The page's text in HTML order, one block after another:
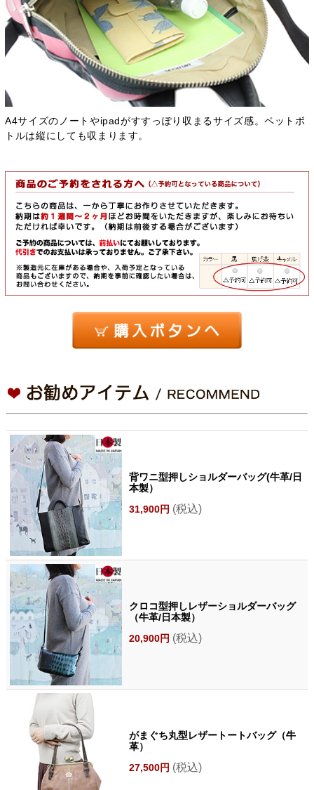
A4サイズのノートやipadがすすっぽり収まるサイズ感。ペットボ
トルは縦にしても収まります。
背ワニ型押しショルダーバッグ(牛革/日
本製）
31,900円 (税込)
クロコ型押しレザーショルダーバッグ
（牛革/日本製）
20,900円 (税込)
がまぐち丸型レザートートバッグ（牛
革）
27,500円 (税込)